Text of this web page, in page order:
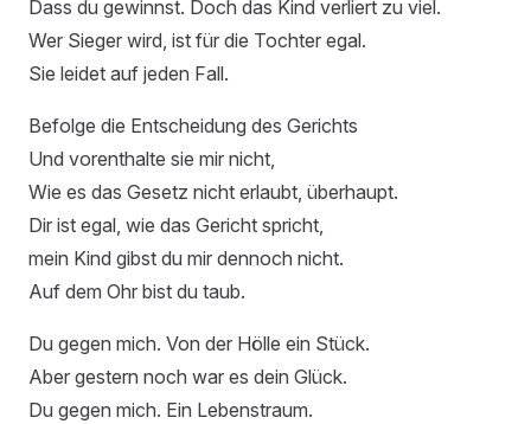
Dass du gewinnst. Doch das Kind verliert zu viel.
Wer Sieger wird, ist für die Tochter egal.
Sie leidet auf jeden Fall.
Befolge die Entscheidung des Gerichts
Und vorenthalte sie mir nicht,
Wie es das Gesetz nicht erlaubt, überhaupt.
Dir ist egal, wie das Gericht spricht,
mein Kind gibst du mir dennoch nicht.
Auf dem Ohr bist du taub.
Du gegen mich. Von der Hölle ein Stück.
Aber gestern noch war es dein Glück.
Du gegen mich. Ein Lebenstraum.